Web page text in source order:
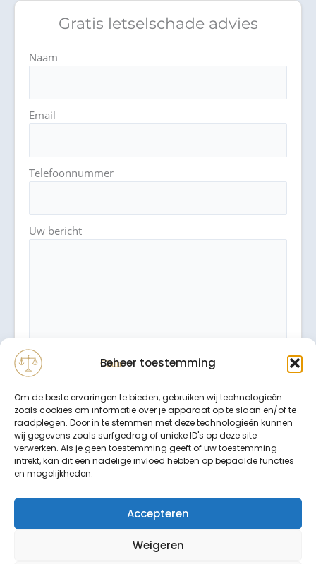
Beheer toestemming
Om de beste ervaringen te bieden, gebruiken wij technologieën
zoals cookies om informatie over je apparaat op te slaan en/of te
raadplegen. Door in te stemmen met deze technologieën kunnen
wij gegevens zoals surfgedrag of unieke ID's op deze site
verwerken. Als je geen toestemming geeft of uw toestemming
intrekt, kan dit een nadelige invloed hebben op bepaalde functies
en mogelijkheden.
Accepteren
Weigeren
Gratis letselschade advies
Naam
Email
Telefoonnummer
Uw bericht
Binnen 24 uur wordt er contact met u opgenomen.